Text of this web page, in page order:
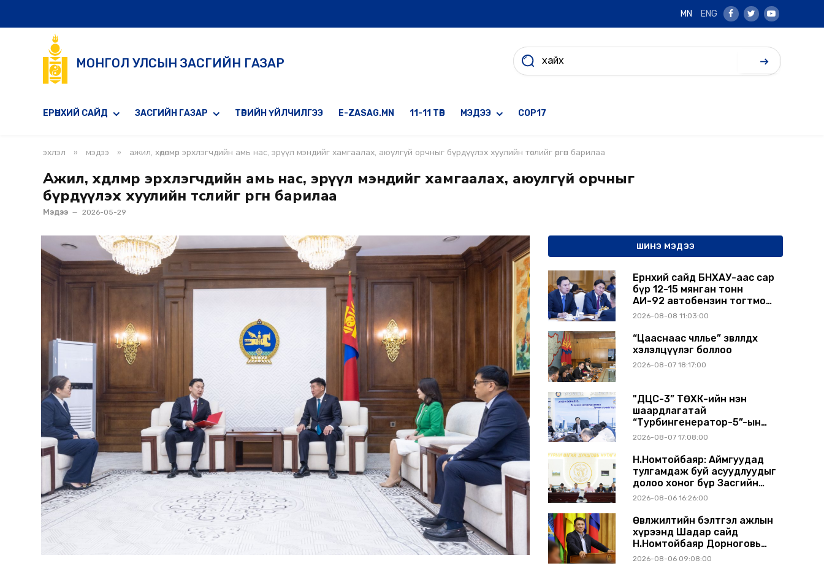
MN ENG
Facebook
TwitterYoutube
МОНГОЛ УЛСЫН ЗАСГИЙН ГАЗАР
ЕРӨНХИЙ САЙД ЗАСГИЙН ГАЗАР ТӨРИЙН ҮЙЛЧИЛГЭЭ E-ZASAG.MN 11-11 ТӨВ МЭДЭЭ COP17
эхлэл » мэдээ » ажил, хөдөлмөр эрхлэгчдийн амь нас, эрүүл мэндийг хамгаалах, аюулгүй орчныг бүрдүүлэх хуулийн төслийг өргөн барилаа
Ажил, хөдөлмөр эрхлэгчдийн амь нас, эрүүл мэндийг хамгаалах, аюулгүй орчныг
бүрдүүлэх хуулийн төслийг өргөн барилаа
Мэдээ 2026-05-29
ШИНЭ МЭДЭЭ
Ерөнхий сайд БНХАУ-аас сар
бүр 12-15 мянган тонн
АИ-92 автобензин тогтмол
нийлүүлэх хүсэлт тавилаа
2026-08-08 11:03:00
“Цааснаас чөлөөлье” зөвлөлдөх
хэлэлцүүлэг боллоо
2026-08-07 18:17:00
"ДЦС-3” ТӨХК-ийн нэн
шаардлагатай
“Турбингенератор-5”-ын
шинэчлэлийн төсвийг
2026-08-07 17:08:00
Н.Номтойбаяр: Аймгуудад
тулгамдаж буй асуудлуудыг
долоо хоног бүр Засгийн
газрын хуралдаанд
2026-08-06 16:26:00
Өвөлжилтийн бэлтгэл ажлын
хүрээнд Шадар сайд
Н.Номтойбаяр Дорноговь
аймагт ажиллав
2026-08-06 09:08:00